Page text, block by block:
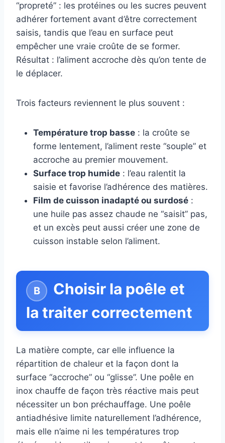
“propreté” : les protéines ou les sucres peuvent
adhérer fortement avant d’être correctement
saisis, tandis que l’eau en surface peut
empêcher une vraie croûte de se former.
Résultat : l’aliment accroche dès qu’on tente de
le déplacer.
Trois facteurs reviennent le plus souvent :
Température trop basse : la croûte se
forme lentement, l’aliment reste “souple” et
accroche au premier mouvement.
Surface trop humide : l’eau ralentit la
saisie et favorise l’adhérence des matières.
Film de cuisson inadapté ou surdosé :
une huile pas assez chaude ne “saisit” pas,
et un excès peut aussi créer une zone de
cuisson instable selon l’aliment.
Choisir la poêle et
la traiter correctement
La matière compte, car elle influence la
répartition de chaleur et la façon dont la
surface “accroche” ou “glisse”. Une poêle en
inox chauffe de façon très réactive mais peut
nécessiter un bon préchauffage. Une poêle
antiadhésive limite naturellement l’adhérence,
mais elle n’aime ni les températures trop